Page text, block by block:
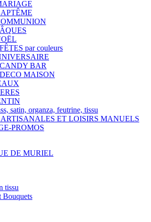
par couleurs
BAR
MAISON
satin, organza, feutrine, tissu
ET LOISIRS MANUELS
PROMOS
DE MURIEL
tissu
Bouquets